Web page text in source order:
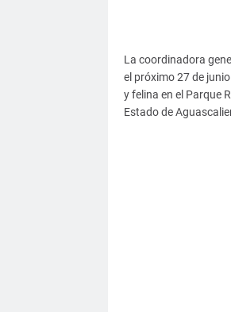
La coordinadora
el próximo 27 de
y felina en el Parque
Estado de